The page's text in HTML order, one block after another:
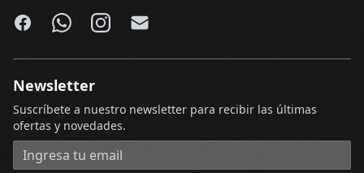
Facebook
WhatsApp
Instagram
Email
Newsletter
Suscríbete a nuestro newsletter para recibir las últimas
ofertas y novedades.
Dirección de correo electrónico